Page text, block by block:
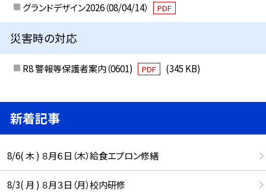
グランドデザイン2026（08/04/14） PDF
災害時の対応
R8 警報等保護者案内（0601) PDF (345 KB)
新着記事
8/6( 木 ) ８月６日（木）給食エプロン修繕
8/3( 月 ) ８月３日（月）校内研修